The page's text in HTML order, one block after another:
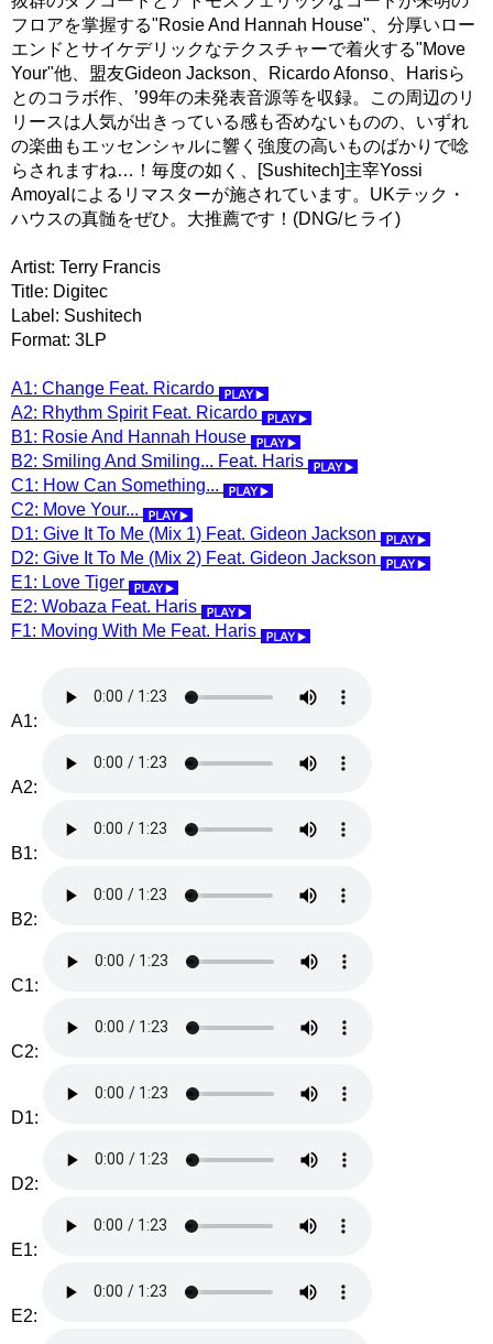
フロアを掌握する"Rosie And Hannah House"、分厚いロー
エンドとサイケデリックなテクスチャーで着火する"Move
Your"他、盟友Gideon Jackson、Ricardo Afonso、Harisら
とのコラボ作、’99年の未発表音源等を収録。この周辺のリ
リースは人気が出きっている感も否めないものの、いずれ
の楽曲もエッセンシャルに響く強度の高いものばかりで唸
らされますね…！毎度の如く、[Sushitech]主宰Yossi
Amoyalによるリマスターが施されています。UKテック・
ハウスの真髄をぜひ。大推薦です！(DNG/ヒライ)
Artist: Terry Francis
Title: Digitec
Label: Sushitech
Format: 3LP
A1: Change Feat. Ricardo
A2: Rhythm Spirit Feat. Ricardo
B1: Rosie And Hannah House
B2: Smiling And Smiling... Feat. Haris
C1: How Can Something...
C2: Move Your...
D1: Give It To Me (Mix 1) Feat. Gideon Jackson
D2: Give It To Me (Mix 2) Feat. Gideon Jackson
E1: Love Tiger
E2: Wobaza Feat. Haris
F1: Moving With Me Feat. Haris
A1:
A2:
B1:
B2:
C1:
C2:
D1:
D2:
E1:
E2: